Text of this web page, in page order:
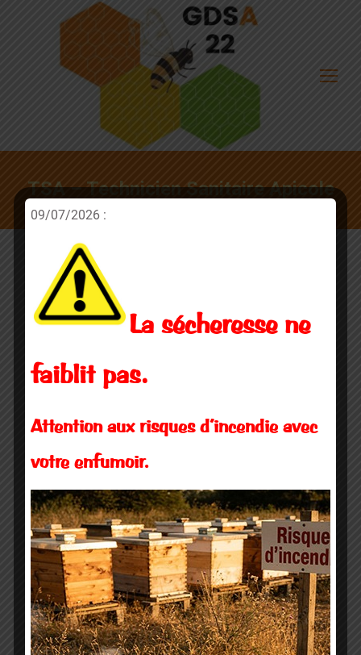
TSA – Technicien Sanitaire Apicole
Carte des secteurs TSA avril 2022
Le Sanitaire,TSA - Technicien Sanitaire Apicole
ParGDSA 22 27 octobre 2022
Télécharger la carte des secteurs de vos TSA.
09/07/2026 :
La sécheresse ne
faiblit pas.
Attention aux risques d’incendie avec
votre enfumoir.